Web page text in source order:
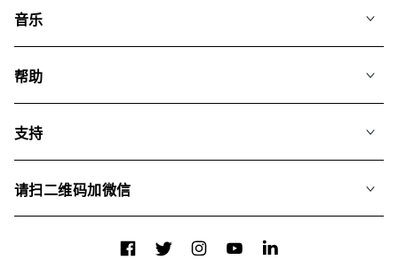
音乐
搜索
专辑
帮助
我们如何运用AI
支持
关于我们
请扫二维码加微信
FacebookTwitterInstagramYouTubeLinkedIn